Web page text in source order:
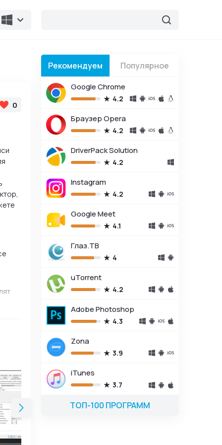
0
Рекомендуем Популярное
Google Chrome
4.2
Браузер Opera
4.2
DriverPack Solution
4.2
Instagram
4.2
Google Meet
4.1
Глаз.ТВ
4
uTorrent
4.2
Adobe Photoshop
4.3
Zona
3.9
iTunes
3.7
ТОП-100 ПРОГРАММ